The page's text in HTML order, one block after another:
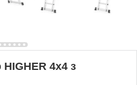
4х4 з